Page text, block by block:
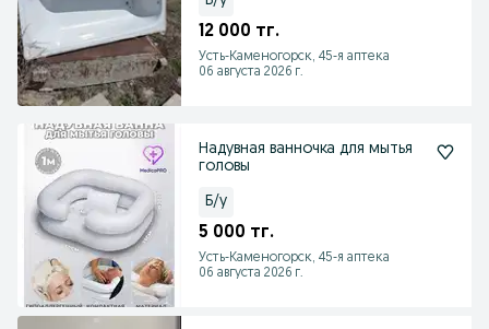
12 000 тг.
Усть-Каменогорск, 45-я аптека
06 августа 2026 г.
Надувная ванночка для мытья
головы
Б/у
5 000 тг.
Усть-Каменогорск, 45-я аптека
06 августа 2026 г.